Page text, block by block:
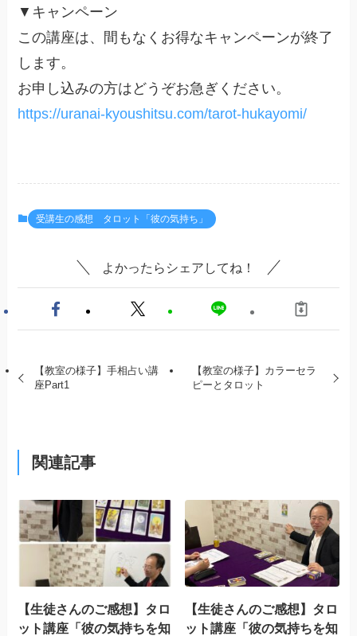
▼キャンペーン
この講座は、間もなくお得なキャンペーンが終了
します。
お申し込みの方はどうぞお急ぎください。
https://uranai-kyoushitsu.com/tarot-hukayomi/
受講生の感想 タロット「彼の気持ち」
よかったらシェアしてね！
【教室の様子】手相占い講
座Part1
【教室の様子】カラーセラ
ピーとタロット
関連記事
【生徒さんのご感想】タロ
ット講座「彼の気持ちを知
【生徒さんのご感想】タロ
ット講座「彼の気持ちを知